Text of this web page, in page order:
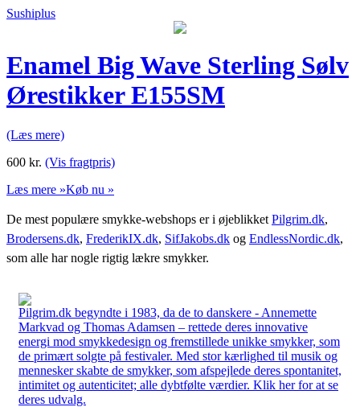
Sushiplus
Enamel Big Wave Sterling Sølv
Ørestikker E155SM
(Læs mere)
600 kr. (Vis fragtpris)
Læs mere »Køb nu »
De mest populære smykke-webshops er i øjeblikket Pilgrim.dk,
Brodersens.dk, FrederikIX.dk, SifJakobs.dk og EndlessNordic.dk,
som alle har nogle rigtig lækre smykker.
Pilgrim.dk begyndte i 1983, da de to danskere - Annemette
Markvad og Thomas Adamsen – rettede deres innovative
energi mod smykkedesign og fremstillede unikke smykker, som
de primært solgte på festivaler. Med stor kærlighed til musik og
mennesker skabte de smykker, som afspejlede deres spontanitet,
intimitet og autenticitet; alle dybtfølte værdier. Klik her for at se
deres udvalg.